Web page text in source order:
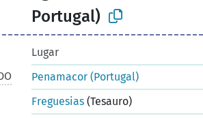
Portugal)
Lugar
Penamacor (Portugal)
Freguesias (Tesauro)